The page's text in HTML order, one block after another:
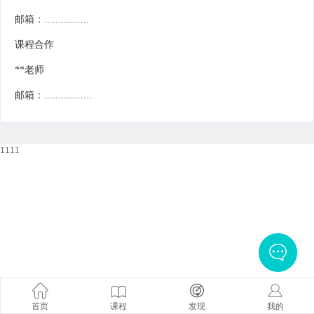
邮箱：................
课程合作
**老师
邮箱：.................
首页 课程 发现 我的
1111